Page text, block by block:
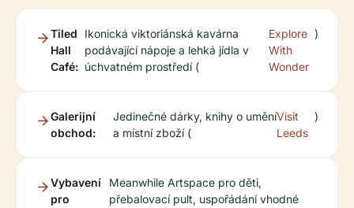
Tiled
Hall
Café:
Ikonická viktoriánská kavárna
podávající nápoje a lehká jídla v
úchvatném prostředí (
Explore
With
Wonder
)
Galerijní
obchod:
Jedinečné dárky, knihy o umění
a místní zboží (
Visit
Leeds
)
Vybavení
pro
Meanwhile Artspace pro děti,
přebalovací pult, uspořádání vhodné